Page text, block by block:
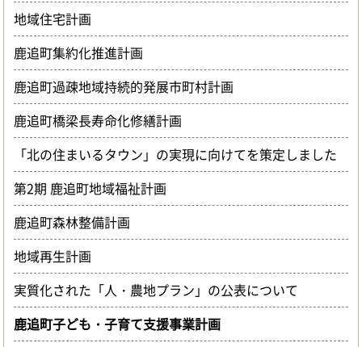
地域住宅計画
鹿追町集約化推進計画
鹿追町過疎地域持続的発展市町村計画
鹿追町橋梁長寿命化修繕計画
「北の住まいるタウン」の実現に向けてを策定しました
第2期 鹿追町地域福祉計画
鹿追町森林整備計画
地域再生計画
実質化された「人・農地プラン」の公表について
鹿追町子ども・子育て支援事業計画